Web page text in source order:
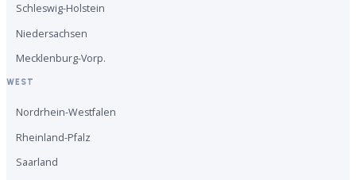
Schleswig-Holstein
Niedersachsen
Mecklenburg-Vorp.
WEST
Nordrhein-Westfalen
Rheinland-Pfalz
Saarland